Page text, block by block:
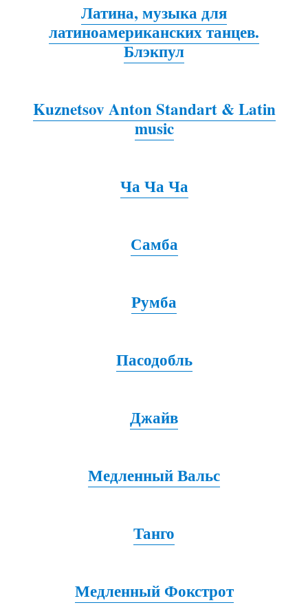
Латина, музыка для
латиноамериканских танцев.
Блэкпул
Kuznetsov Anton Standart & Latin
music
Ча Ча Ча
Самба
Румба
Пасодобль
Джайв
Медленный Вальс
Танго
Медленный Фокстрот